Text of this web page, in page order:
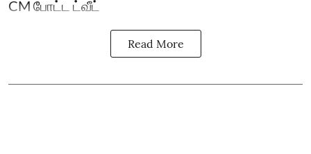
CM போட்ட ட்வீட்
Read More